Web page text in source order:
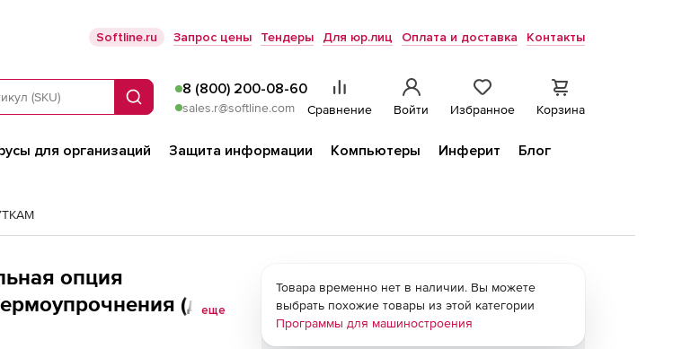
Softline.ru Запрос цены Тендеры Для юр.лиц Оплата и доставка Контакты
Поиск
8 (800) 200-08-60
sales.r@softline.com Сравнение Войти Избранное Корзина
для организаций Защита информации Компьютеры Инферит
Блог
опция
(для
еще
Товара временно нет в наличии. Вы можете
выбрать похожие товары из этой категории
Программы для машиностроения